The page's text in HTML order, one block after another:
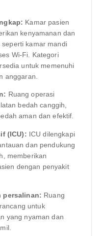
Kamar pasien
kenyamanan dan
kamar mandi
Wi-Fi. Kategori
untuk memenuhi
anggaran.
Ruang operasi
bedah canggih,
aman dan efektif.
(ICU): ICU dilengkapi
dan pendukung
memberikan
dengan penyakit
persalinan: Ruang
untuk
yang nyaman dan